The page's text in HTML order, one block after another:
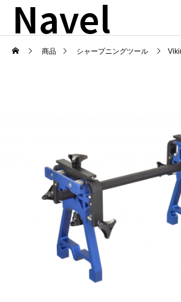
Navel
商品 シャープニングツール